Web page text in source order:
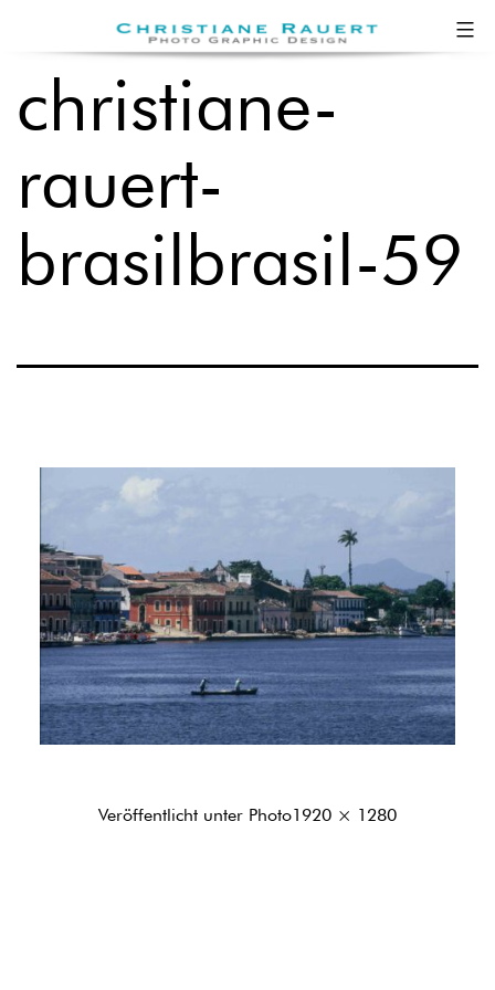
springen
Rauert
christiane-
rauert-
brasilbrasil-59
Veröffentlicht unter PhotoOriginalgröße
1920 × 1280